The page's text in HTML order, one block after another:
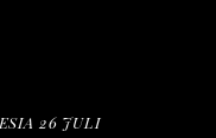
26 JULI